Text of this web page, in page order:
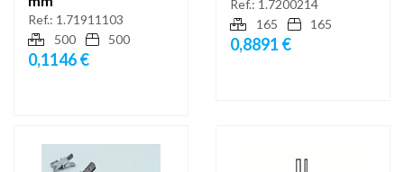
Ref.: 1.71911103
500
500
0,1146 €
Ref.: 1.7200214
165
165
0,8891 €